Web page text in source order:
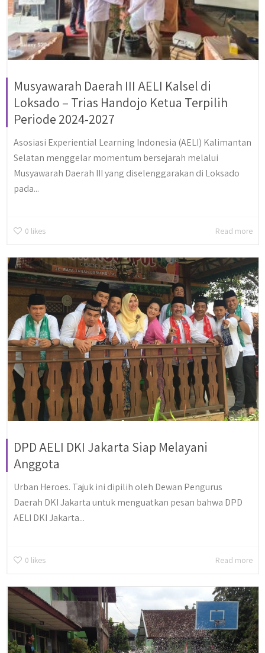
Musyawarah Daerah III AELI Kalsel di
Loksado – Trias Handojo Ketua Terpilih
Periode 2024-2027
Asosiasi Experiential Learning Indonesia (AELI) Kalimantan
Selatan menggelar momentum bersejarah melalui
Musyawarah Daerah III yang diselenggarakan di Loksado
pada...
0 likes Read more
DPD AELI DKI Jakarta Siap Melayani
Anggota
Urban Heroes. Tajuk ini dipilih oleh Dewan Pengurus
Daerah DKI Jakarta untuk menguatkan pesan bahwa DPD
AELI DKI Jakarta...
0 likes Read more